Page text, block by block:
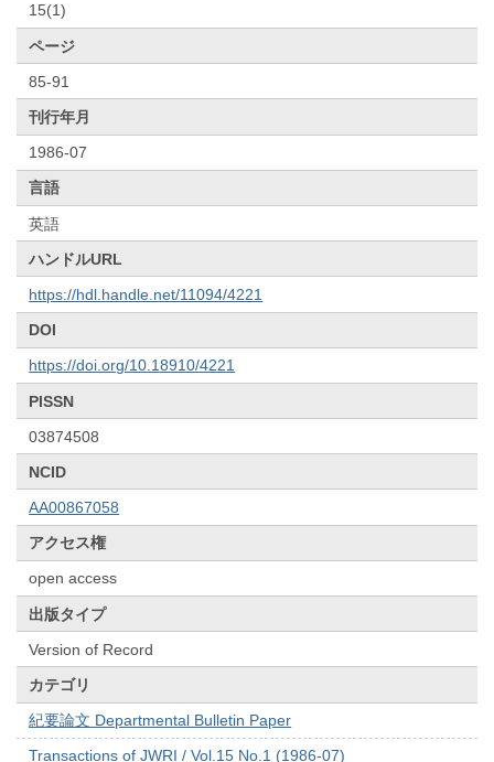
15(1)
ページ
85-91
刊行年月
1986-07
言語
英語
ハンドルURL
https://hdl.handle.net/11094/4221
DOI
https://doi.org/10.18910/4221
PISSN
03874508
NCID
AA00867058
アクセス権
open access
出版タイプ
Version of Record
カテゴリ
紀要論文 Departmental Bulletin Paper
Transactions of JWRI / Vol.15 No.1 (1986-07)